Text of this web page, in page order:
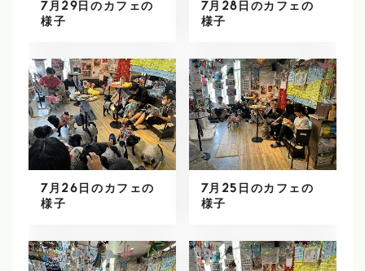
7月29日のカフェの
様子
7月28日のカフェの
様子
7月26日のカフェの
様子
7月25日のカフェの
様子